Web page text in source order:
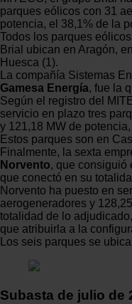
parques eólicos con 31
potencia, el 38,1% de la
Todos los parques
Brial ubican en Aragón,
Huesca (1).
La compañía Sistemas
Gamesa Energía, fue la
Según el registro del
servicio en plazo tres
y 121,18 MW de
Estos parques son en
Finalmente, la sexta
Norvento, que consiguió
que conectó en su
Norvento ha puesto en
aerogeneradores y
totalidad de lo
que atribuirla a la
Los seis parques se
Subasta de julio de